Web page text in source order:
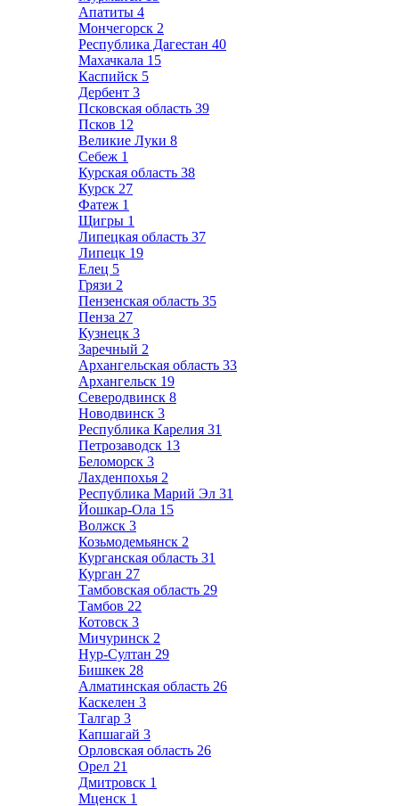
Апатиты 4
Мончегорск 2
Республика Дагестан 40
Махачкала 15
Каспийск 5
Дербент 3
Псковская область 39
Псков 12
Великие Луки 8
Себеж 1
Курская область 38
Курск 27
Фатеж 1
Щигры 1
Липецкая область 37
Липецк 19
Елец 5
Грязи 2
Пензенская область 35
Пенза 27
Кузнецк 3
Заречный 2
Архангельская область 33
Архангельск 19
Северодвинск 8
Новодвинск 3
Республика Карелия 31
Петрозаводск 13
Беломорск 3
Лахденпохья 2
Республика Марий Эл 31
Йошкар-Ола 15
Волжск 3
Козьмодемьянск 2
Курганская область 31
Курган 27
Тамбовская область 29
Тамбов 22
Котовск 3
Мичуринск 2
Нур-Султан 29
Бишкек 28
Алматинская область 26
Каскелен 3
Талгар 3
Капшагай 3
Орловская область 26
Орел 21
Дмитровск 1
Мценск 1